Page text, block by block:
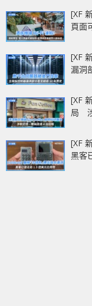
[XF
頁面
[XF
漏洞
[XF
局
[XF
黑客